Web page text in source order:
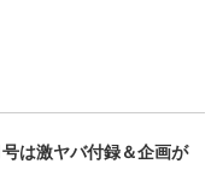
は激ヤバ付録＆企画が